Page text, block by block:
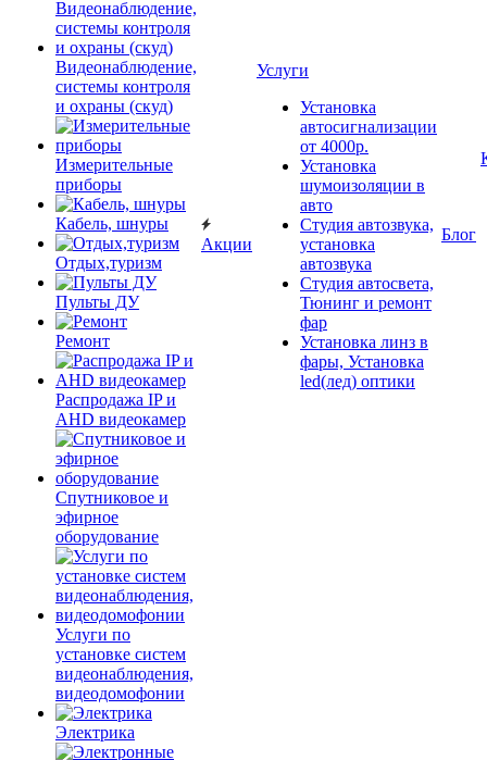
Видеонаблюдение,
системы контроля
и охраны (скуд)
Измерительные
приборы
Кабель, шнуры
Отдых,туризм
Пульты ДУ
Ремонт
Распродажа IP и
AHD видеокамер
Спутниковое и
эфирное
оборудование
Услуги по
установке систем
видеонаблюдения,
видеодомофонии
Электрика
Акции
Услуги
Установка
автосигнализации
от 4000р.
Установка
шумоизоляции в
авто
Студия автозвука,
установка
автозвука
Студия автосвета,
Тюнинг и ремонт
фар
Установка линз в
фары, Установка
led(лед) оптики
Блог